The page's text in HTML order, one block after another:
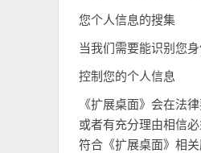
您个人信息的搜集
当我们需要能识别您
控制您的个人信息
《扩展桌面》会在法
或者有充分理由相信
符合《扩展桌面》相